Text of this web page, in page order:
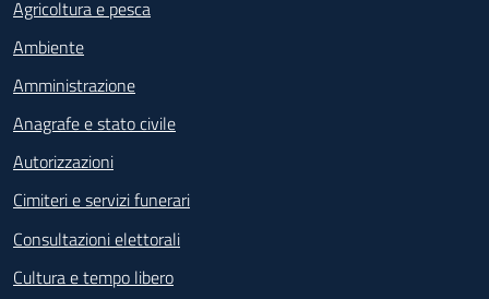
Agricoltura e pesca
Ambiente
Amministrazione
Anagrafe e stato civile
Autorizzazioni
Cimiteri e servizi funerari
Consultazioni elettorali
Cultura e tempo libero